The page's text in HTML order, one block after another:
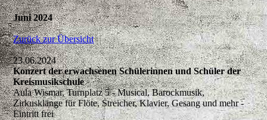
Juni 2024
Zurück zur Übersicht
23.06.2024
Konzert der erwachsenen Schülerinnen und Schüler der
Kreismusikschule
Aula Wismar, Turnplatz 5 - Musical, Barockmusik,
Zirkusklänge für Flöte, Streicher, Klavier, Gesang und mehr -
Eintritt frei